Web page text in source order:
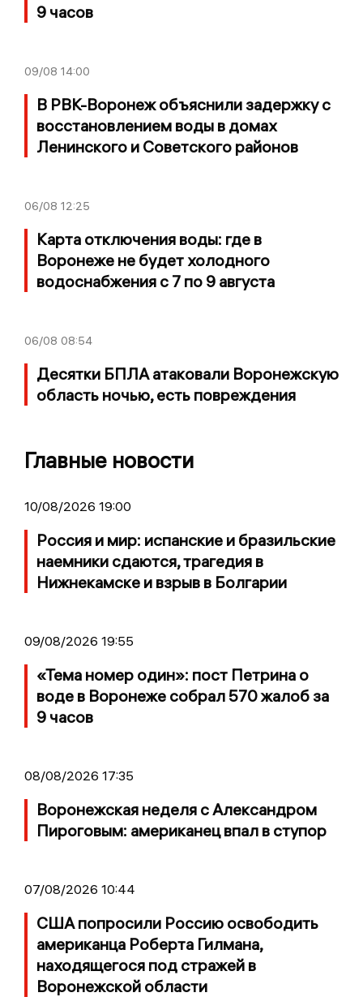
9 часов
09/08 14:00
В РВК-Воронеж объяснили задержку с
восстановлением воды в домах
Ленинского и Советского районов
06/08 12:25
Карта отключения воды: где в
Воронеже не будет холодного
водоснабжения с 7 по 9 августа
06/08 08:54
Десятки БПЛА атаковали Воронежскую
область ночью, есть повреждения
Главные новости
10/08/2026 19:00
Россия и мир: испанские и бразильские
наемники сдаются, трагедия в
Нижнекамске и взрыв в Болгарии
09/08/2026 19:55
«Тема номер один»: пост Петрина о
воде в Воронеже собрал 570 жалоб за
9 часов
08/08/2026 17:35
Воронежская неделя с Александром
Пироговым: американец впал в ступор
07/08/2026 10:44
США попросили Россию освободить
американца Роберта Гилмана,
находящегося под стражей в
Воронежской области